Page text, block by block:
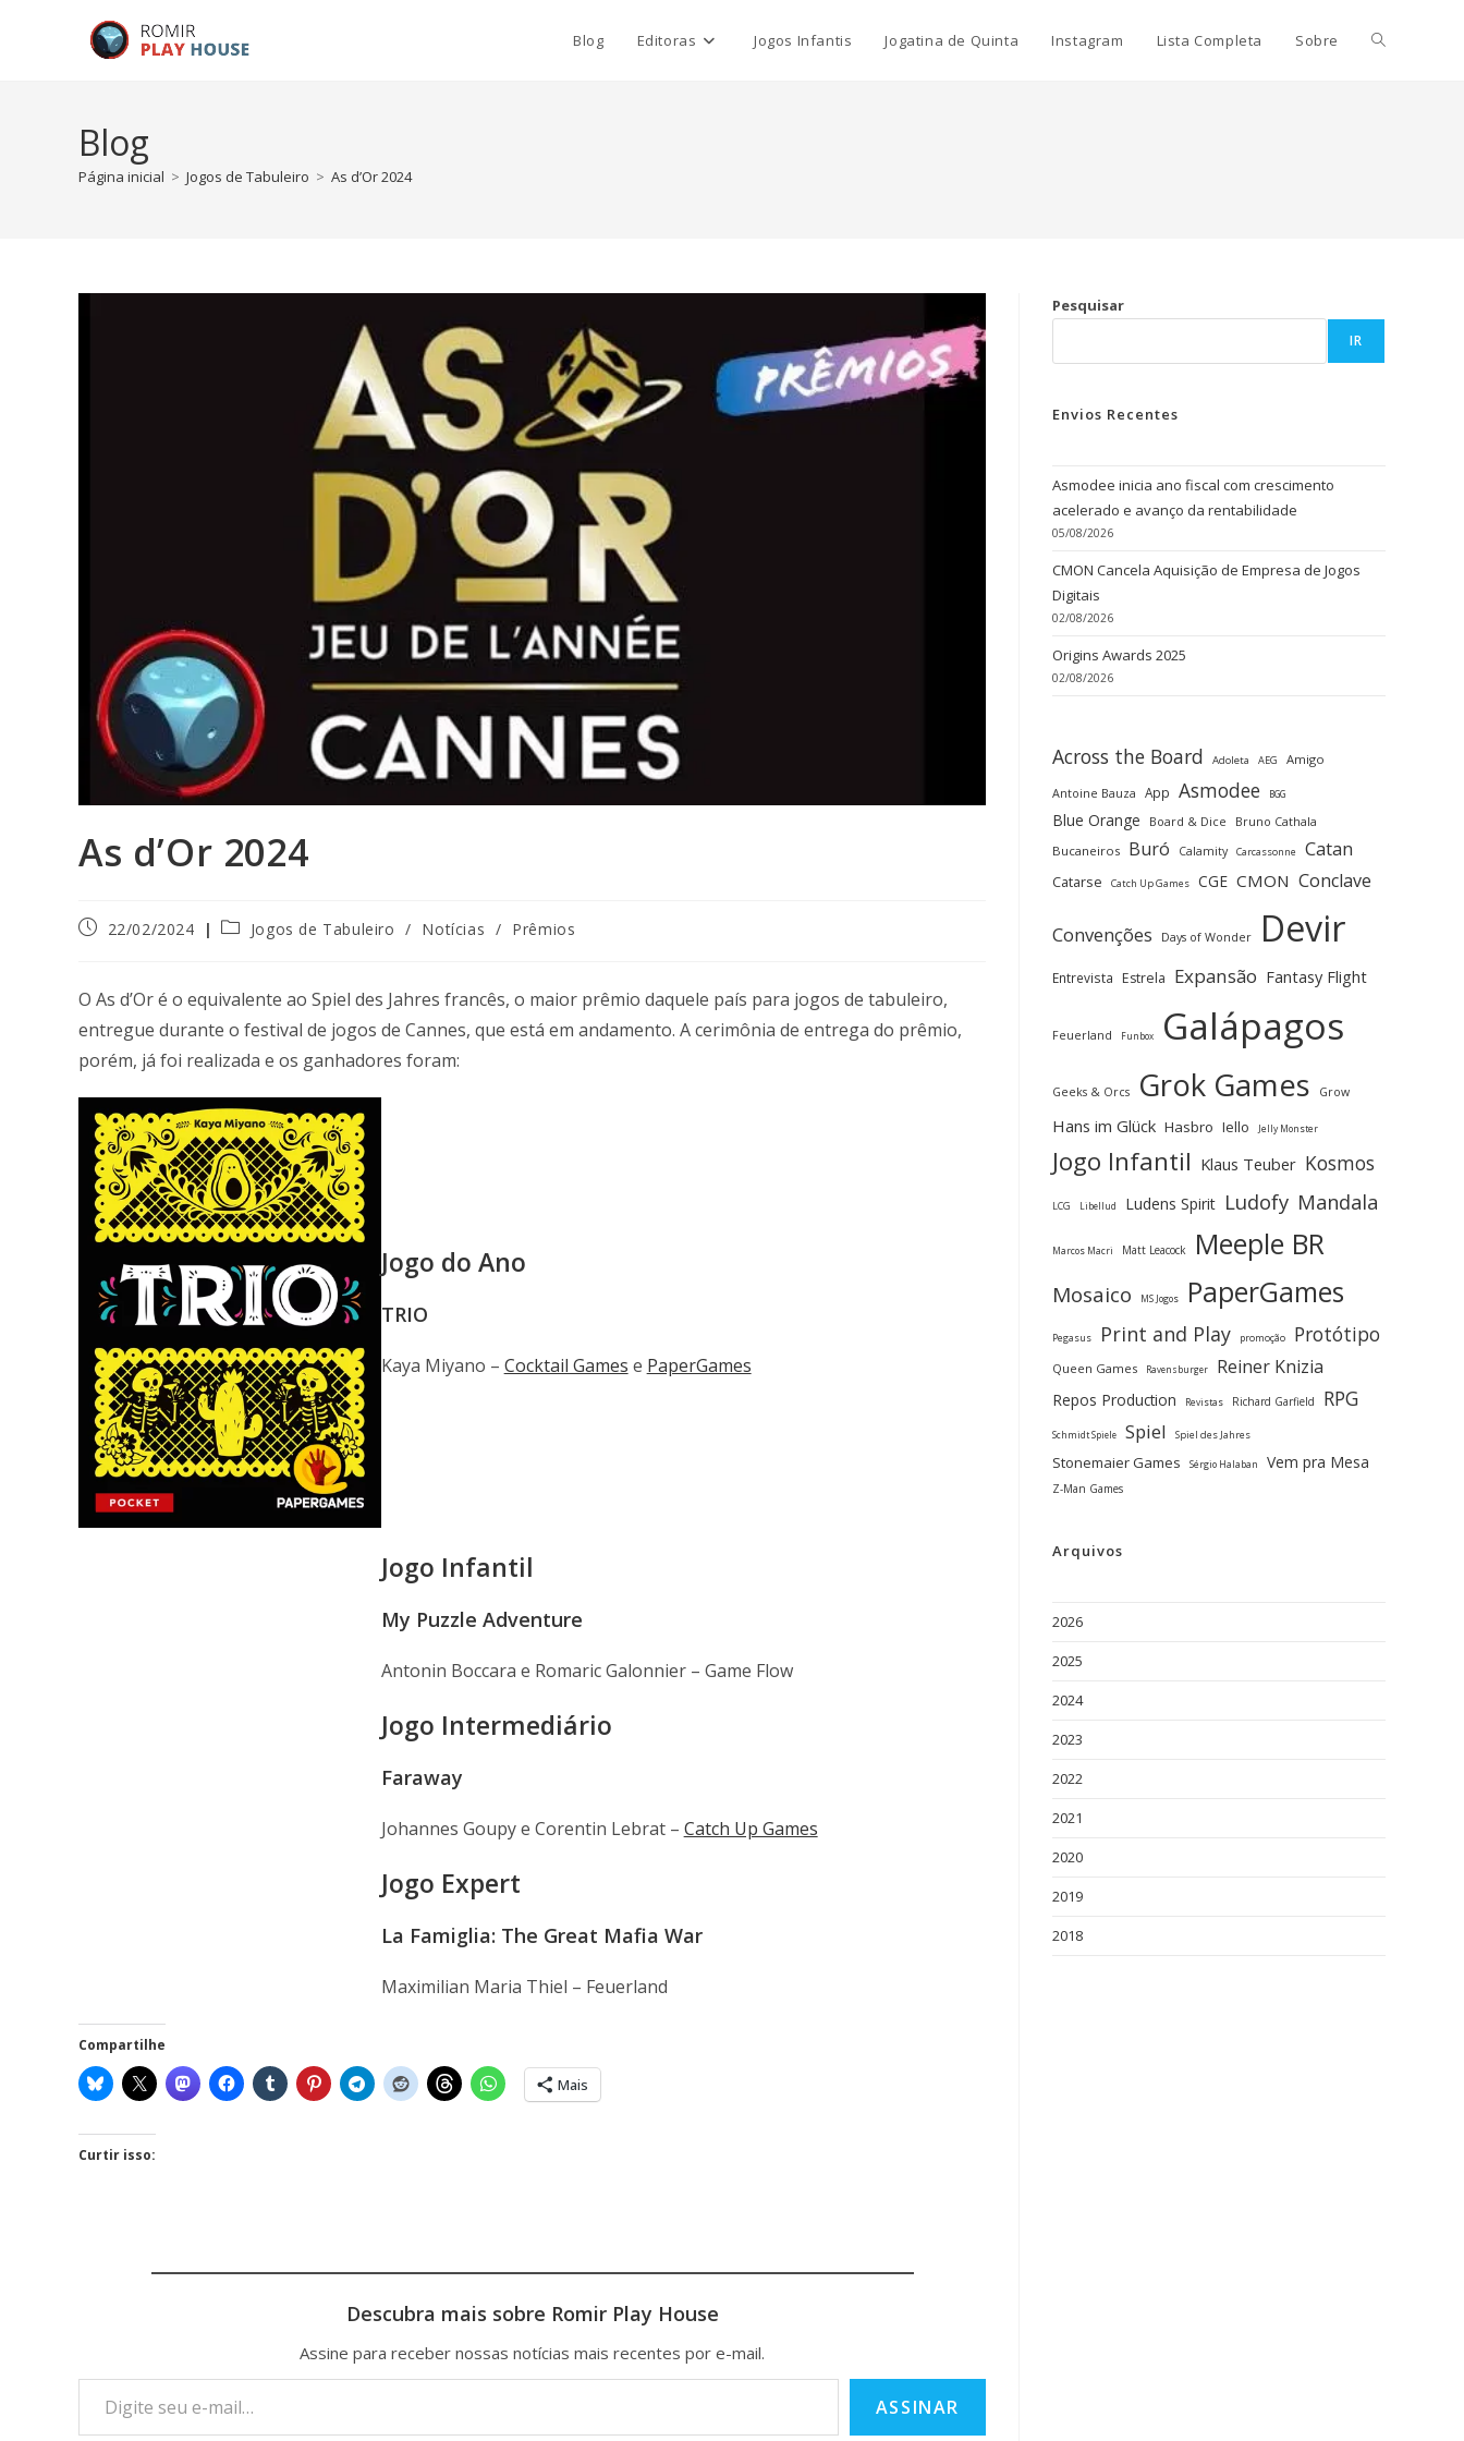
Blog Editoras Jogos Infantis Jogatina de Quinta Instagram Lista Completa Sobre
Blog
Página inicial > Jogos de Tabuleiro > As d’Or 2024
As d’Or 2024
22/02/2024 Jogos de Tabuleiro / Notícias / Prêmios
O As d’Or é o equivalente ao Spiel des Jahres francês, o maior prêmio daquele país para jogos de tabuleiro,
entregue durante o festival de jogos de Cannes, que está em andamento. A cerimônia de entrega do prêmio,
porém, já foi realizada e os ganhadores foram:
Jogo do Ano
TRIO
Kaya Miyano – Cocktail Games e PaperGames
Jogo Infantil
My Puzzle Adventure
Antonin Boccara e Romaric Galonnier – Game Flow
Jogo Intermediário
Faraway
Johannes Goupy e Corentin Lebrat – Catch Up Games
Jogo Expert
La Famiglia: The Great Mafia War
Maximilian Maria Thiel – Feuerland
Compartilhe
Mais
Curtir isso:
Descubra mais sobre Romir Play House
Assine para receber nossas notícias mais recentes por e-mail.
ASSINAR
Pesquisar
IR
Envios Recentes
Asmodee inicia ano fiscal com crescimento
acelerado e avanço da rentabilidade
05/08/2026
CMON Cancela Aquisição de Empresa de Jogos
Digitais
02/08/2026
Origins Awards 2025
02/08/2026
Across the Board Adoleta AEG Amigo
Antoine Bauza App Asmodee BGG
Blue Orange Board & Dice
Bruno Cathala
Bucaneiros Buró Calamity Carcassonne Catan
Catarse Catch Up Games CGE CMON Conclave
Convenções Days of Wonder Devir
Entrevista Estrela Expansão Fantasy Flight
Feuerland Funbox Galápagos
Geeks & Orcs Grok Games Grow
Hans im Glück Hasbro Iello Jelly Monster
Jogo Infantil Klaus Teuber Kosmos
LCG Libellud Ludens Spirit Ludofy Mandala
Marcos Macri Matt Leacock Meeple BR
Mosaico MS Jogos PaperGames
Pegasus Print and Play promoção Protótipo
Queen Games Ravensburger Reiner Knizia
Repos Production Revistas Richard Garfield RPG
Schmidt Spiele Spiel Spiel des Jahres
Stonemaier Games Sérgio Halaban Vem pra Mesa
Z-Man Games
Arquivos
2026
2025
2024
2023
2022
2021
2020
2019
2018